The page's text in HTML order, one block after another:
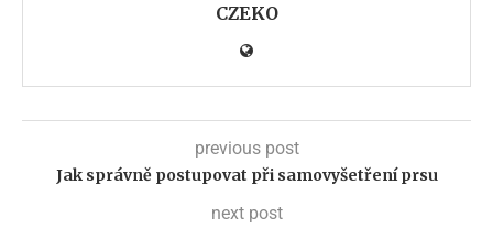
CZEKO
previous post
Jak správně postupovat při samovyšetření prsu
next post